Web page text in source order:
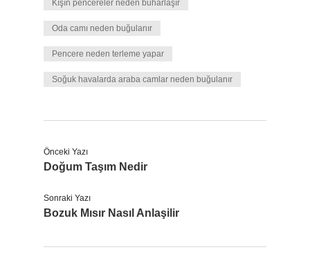
Kışın pencereler neden buharlaşır
Oda camı neden buğulanır
Pencere neden terleme yapar
Soğuk havalarda araba camlar neden buğulanır
Önceki Yazı
Doğum Taşım Nedir
Sonraki Yazı
Bozuk Mısır Nasıl Anlaşilir